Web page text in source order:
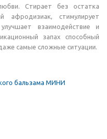
Стирает без остатка
афродизиак, стимулирует
взаимодействие и
запах способный
самые сложные ситуации.
бальзама МИНИ